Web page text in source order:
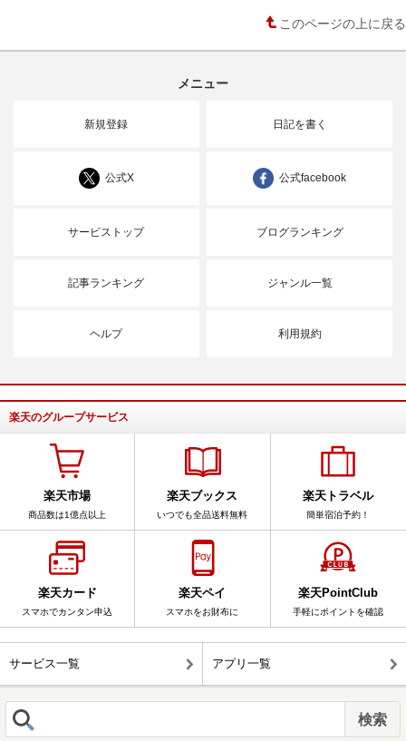
このページの上に戻る
メニュー
新規登録 日記を書く
公式X 公式facebook
サービストップ ブログランキング
記事ランキング ジャンル一覧
ヘルプ 利用規約
楽天のグループサービス
楽天市場
商品数は1億点以上
楽天ブックス
いつでも全品送料無料
楽天トラベル
簡単宿泊予約！
楽天カード
スマホでカンタン申込
楽天ペイ
スマホをお財布に
楽天PointClub
手軽にポイントを確認
サービス一覧 アプリ一覧